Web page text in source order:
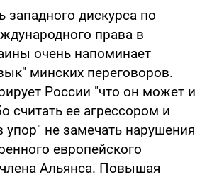
западного дискурса по
права в
очень напоминает
минских переговоров.
России "что он может и
считать ее агрессором и
упор" не замечать нарушения
европейского
члена Альянса. Повышая